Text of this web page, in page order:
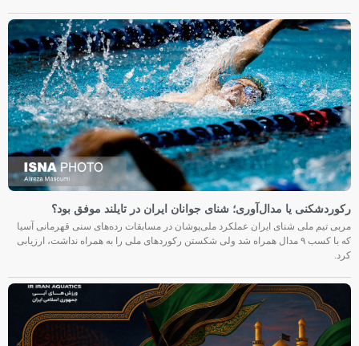
رکوردشکنی یا مدال‌آوری؛ شنای جوانان ایران در تایلند موفق بود؟
مربی تیم ملی شنای ایران عملکرد ملی‌پوشان در مسابقات رده‌های سنی قهرمانی آسیا
که با کسب ۹ مدال همراه شد ولی شکستن رکوردهای ملی را به همراه نداشت، ارزیابی
کرد.